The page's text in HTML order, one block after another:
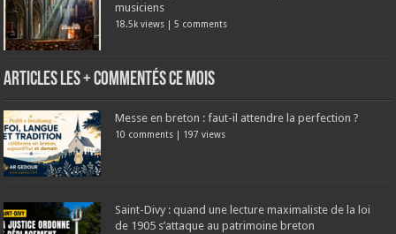
musiciens
18.5k views |5 comments
Articles les + commentés ce mois
Messe en breton : faut-il attendre la perfection ?
10 comments | 197 views
Saint-Divy : quand une lecture maximaliste de la loi
de 1905 s’attaque au patrimoine breton